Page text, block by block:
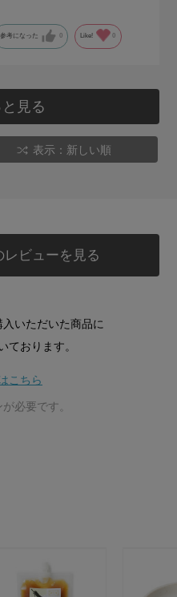
参考になった 0 Like! 0
と見る
表示：新しい順
レビューを見る
いただいた商品に
ております。
こちら
必要です。